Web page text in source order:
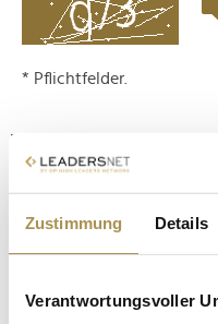
Zustimmung Details
Verantwortungsvoller
* Pflichtfelder.
LEADERSNET.TV